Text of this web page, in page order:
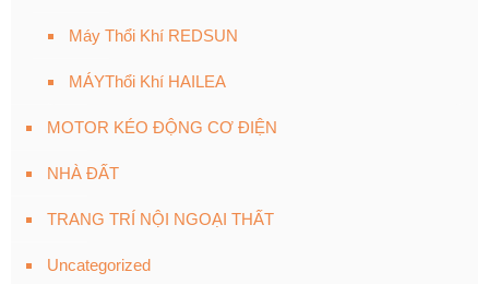
Máy Thổi Khí REDSUN
MÁYThổi Khí HAILEA
MOTOR KÉO ĐỘNG CƠ ĐIỆN
NHÀ ĐẤT
TRANG TRÍ NỘI NGOẠI THẤT
Uncategorized